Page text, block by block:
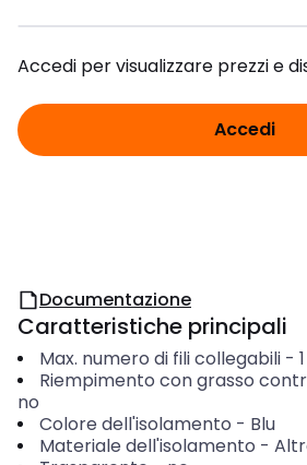
Accedi per visualizzare prezzi e
Accedi
Documentazione
Caratteristiche principali
Max. numero di fili collegabili- 1
Riempimento con grasso
no
Colore dell'isolamento - Blu
Materiale dell'isolamento -